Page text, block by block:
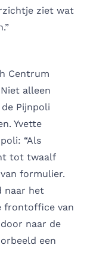
ziet wat
Centrum
alleen
Pijnpoli
Yvette
“Als
tot twaalf
formulier.
naar het
frontoffice van
naar de
een